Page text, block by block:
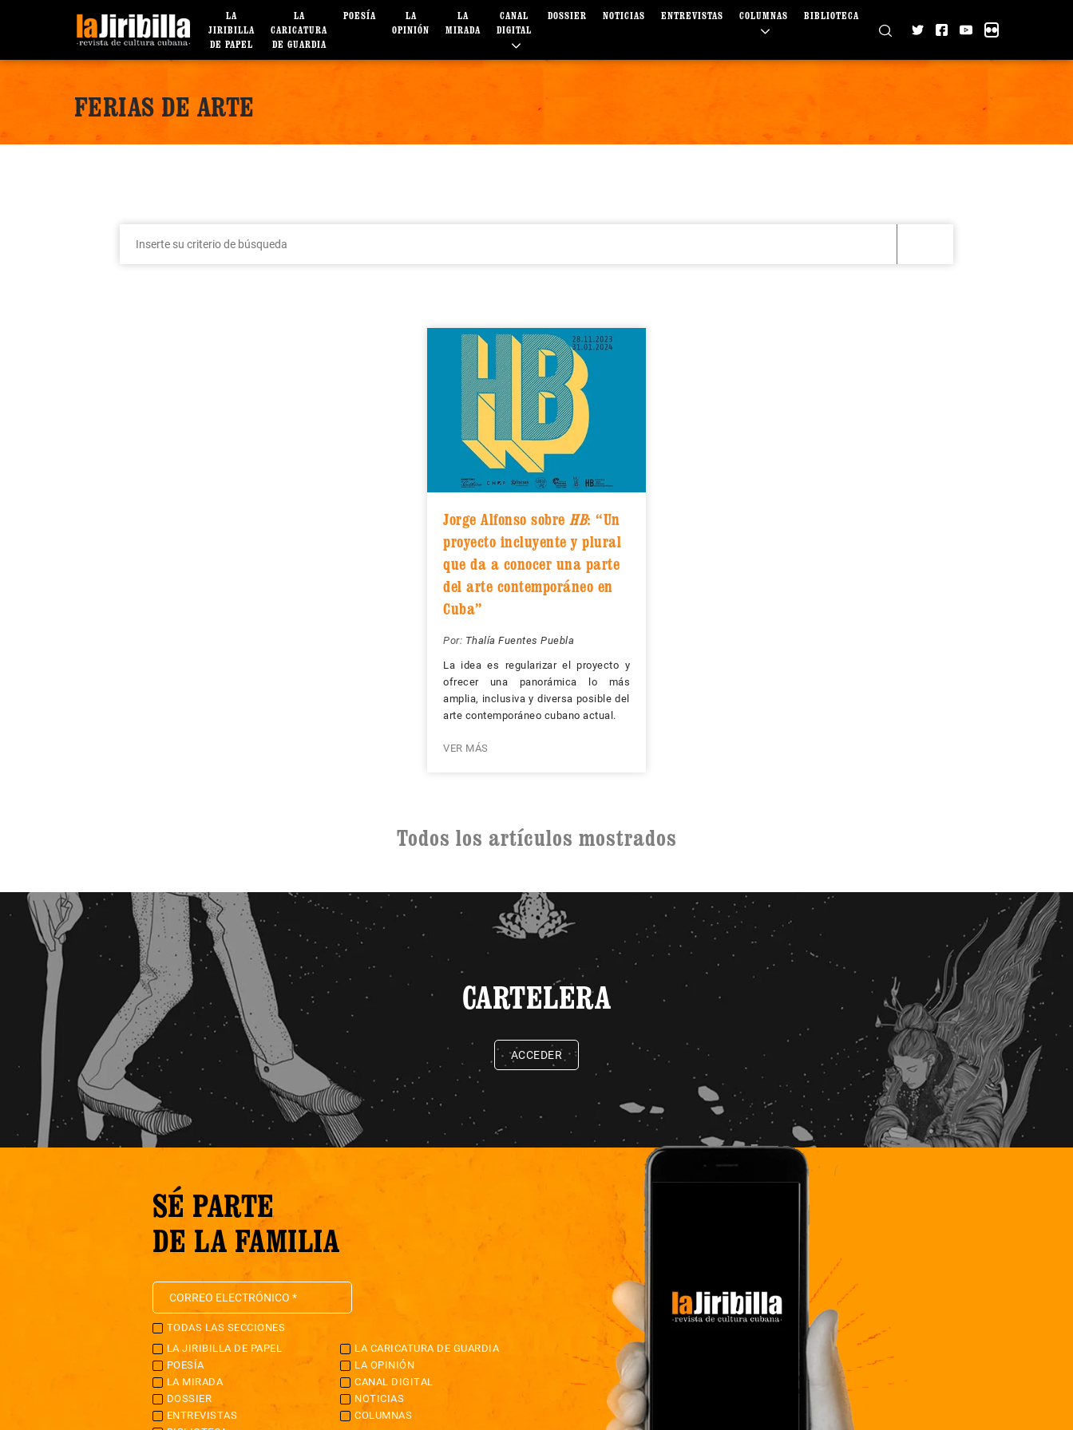
LA
JIRIBILLA
DE PAPEL
LA
CARICATURA
DE GUARDIA
POESÍA
LA
OPINIÓN
LA
MIRADA
CANAL
DIGITAL
DOSSIER NOTICIAS ENTREVISTAS COLUMNAS BIBLIOTECA
FERIAS DE ARTE
Jorge Alfonso sobre HB: “Un
proyecto incluyente y plural
que da a conocer una parte
del arte contemporáneo en
Cuba”
Por: Thalía Fuentes Puebla
La idea es regularizar el proyecto y
ofrecer una panorámica lo más
amplia, inclusiva y diversa posible del
arte contemporáneo cubano actual.
VER MÁS
Todos los artículos mostrados
CARTELERA
ACCEDER
SÉ PARTE
DE LA FAMILIA
TODAS LAS SECCIONES
LA JIRIBILLA DE PAPEL
LA CARICATURA DE GUARDIA
POESÍA
LA OPINIÓN
LA MIRADA
CANAL DIGITAL
DOSSIER
NOTICIAS
ENTREVISTAS
COLUMNAS